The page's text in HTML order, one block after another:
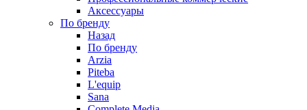
Аксессуары
По бренду
Назад
По бренду
Arzia
Piteba
L'equip
Sana